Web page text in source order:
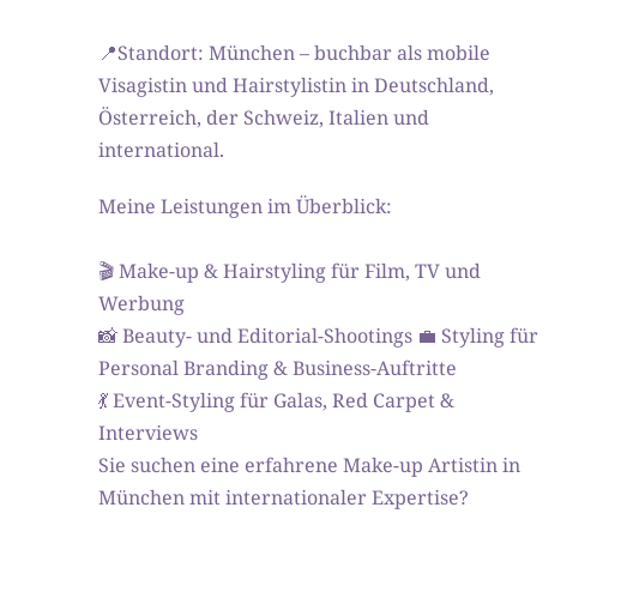
📍Standort: München – buchbar als mobile
Visagistin und Hairstylistin in Deutschland,
Österreich, der Schweiz, Italien und
international.
Meine Leistungen im Überblick:
🎬 Make-up & Hairstyling für Film, TV und
Werbung
📸 Beauty- und Editorial-Shootings 💼 Styling für
Personal Branding & Business-Auftritte
💃 Event-Styling für Galas, Red Carpet &
Interviews
Sie suchen eine erfahrene Make-up Artistin in
München mit internationaler Expertise?